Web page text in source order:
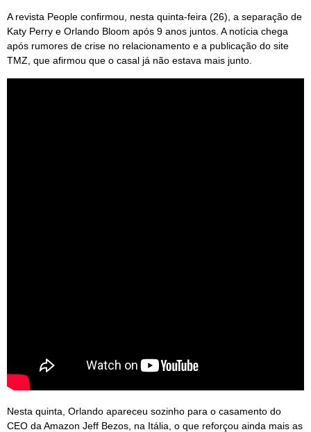
A revista People confirmou, nesta quinta-feira (26), a separação de
Katy Perry e Orlando Bloom após 9 anos juntos. A notícia chega
após rumores de crise no relacionamento e a publicação do site
TMZ, que afirmou que o casal já não estava mais junto.
Nesta quinta, Orlando apareceu sozinho para o casamento do
CEO da Amazon Jeff Bezos, na Itália, o que reforçou ainda mais as